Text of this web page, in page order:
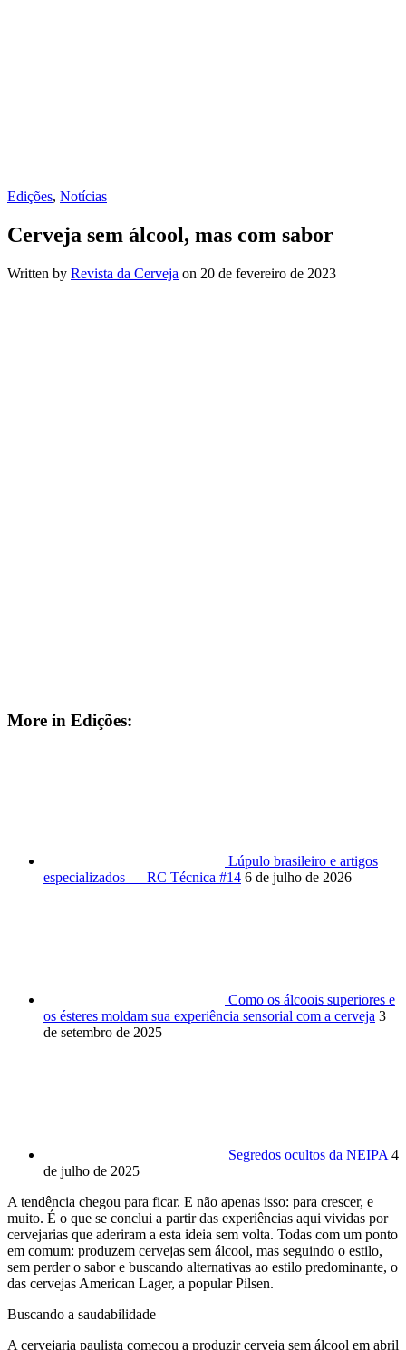
Edições, Notícias
Cerveja sem álcool, mas com sabor
Written by Revista da Cerveja on 20 de fevereiro de 2023
More in Edições:
Lúpulo brasileiro e artigos
especializados — RC Técnica #14 6 de julho de 2026
Como os álcoois superiores e
os ésteres moldam sua experiência sensorial com a cerveja 3
de setembro de 2025
Segredos ocultos da NEIPA 4
de julho de 2025
A tendência chegou para ficar. E não apenas isso: para crescer, e
muito. É o que se conclui a partir das experiências aqui vividas por
cervejarias que aderiram a esta ideia sem volta. Todas com um ponto
em comum: produzem cervejas sem álcool, mas seguindo o estilo,
sem perder o sabor e buscando alternativas ao estilo predominante, o
das cervejas American Lager, a popularPilsen.
Buscando a saudabilidade
A cervejaria paulista começou a produzircerveja sem álcool em abril